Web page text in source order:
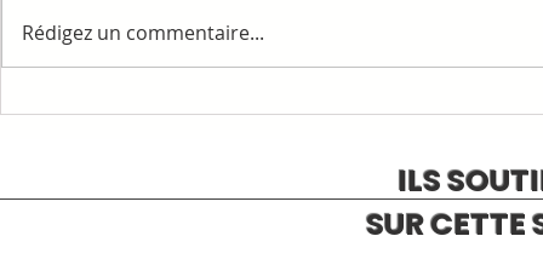
RAPPELS ET INFORMATIONS 1ère
Rédigez un commentaire...
ILS
SUR